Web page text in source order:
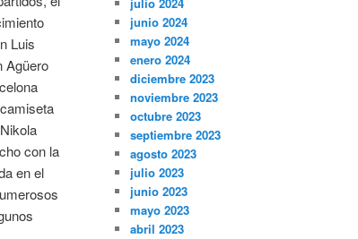
Luis
Agüero
con la
en el
julio 2024
junio 2024
mayo 2024
enero 2024
diciembre 2023
noviembre 2023
octubre 2023
septiembre 2023
agosto 2023
julio 2023
junio 2023
mayo 2023
abril 2023